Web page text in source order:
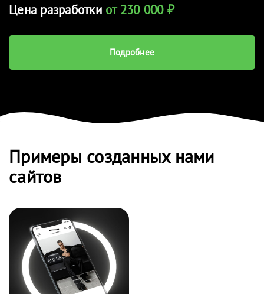
Цена разработки от 230 000 ₽
Подробнее
Примеры созданных нами
сайтов